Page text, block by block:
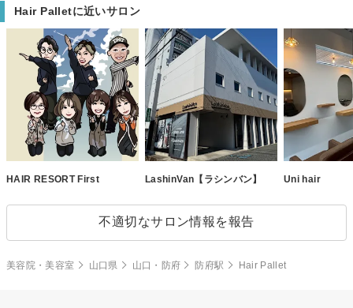
Hair Palletに近いサロン
HAIR RESORT First LashinVan【ラシンバン】 Uni hair
不適切なサロン情報を報告
美容院・美容室 山口県 山口・防府 防府駅 Hair Pallet